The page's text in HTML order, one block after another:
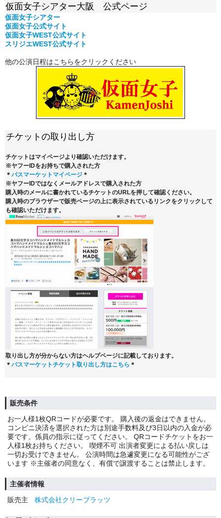
仮面女子シアター大阪 公式ページ
仮面女子シアター
仮面女子公式サイト
仮面女子WEST公式サイト
スリジエWEST公式サイト
他の公演日程はこちらをクリックください
チケットの取り出し方
チケットはマイページより確認いただけます。
※ヤフーIDをお持ちで購入された方
＊ パスマーケットマイページ ＊
※ヤフーIDではなくメールアドレスで購入された方
購入時のメールに書かれているチケットのURLを押して確認ください。
購入時のブラウザーで販売ページの上に表示されているリンクをクリックして
も確認いただけます。
取り出し方が分からない方はヘルプページに記載しております。
＊ パスマーケットチケット取り出し方はこちら ＊
販売条件
お一人様1枚QRコードが必要です。 購入後の返金はできません。
コンビニ決済を選択された方は別途手数料及び3日以内の入金が必
要です。係員の指示に従ってください。 QRコードチケットをお一
人様1枚お持ちください。 喫煙不可 出演者変更による払い戻しは
一切お受けできません。 公演時間は急遽変更になる可能性がござ
います ※主催者の同意なく、有償で譲渡することは禁止します。
主催者情報
販売主
株式会社クリーブラッツ